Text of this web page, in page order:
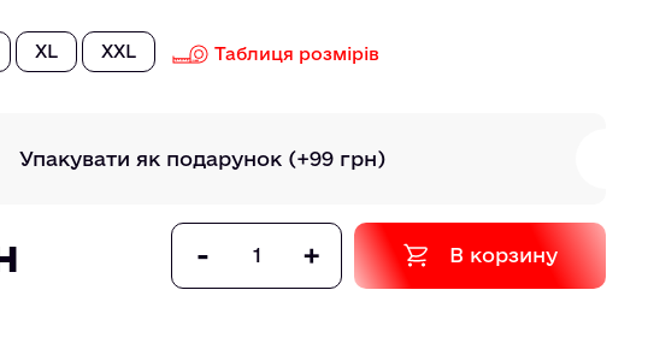
XL XXL Таблиця розмірів
Упакувати як подарунок (+99 грн)
- + В корзину